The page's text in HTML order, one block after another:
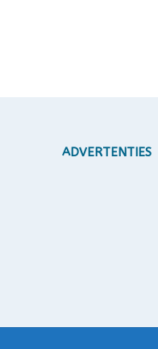
ADVERTENTIES